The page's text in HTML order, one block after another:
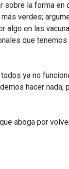
sobre la forma en
verdes;
algo en las
que tenemos
ya no
hacer nada,
aboga por